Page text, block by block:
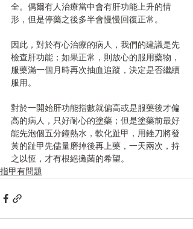
全。偶爾有人治療當中會有肝功能上升的情
形，但是停藥之後多半會慢慢回復正常。
因此，對於有心治療的病人，我們的建議是先
檢查肝功能；如果正常，則放心的服用藥物，
服藥滿一個月時再次抽血追蹤，決定是否繼續
服用。
對於一開始肝功能指數就偏高或是服藥後才偏
高的病人，只好耐心的塗藥；但是塗藥前最好
能先泡個五分鐘熱水，軟化趾甲，用銼刀將發
黃的趾甲先儘量磨掉後再上藥，一天兩次，持
之以恆，才有根絕黴菌的希望。
指甲有問題